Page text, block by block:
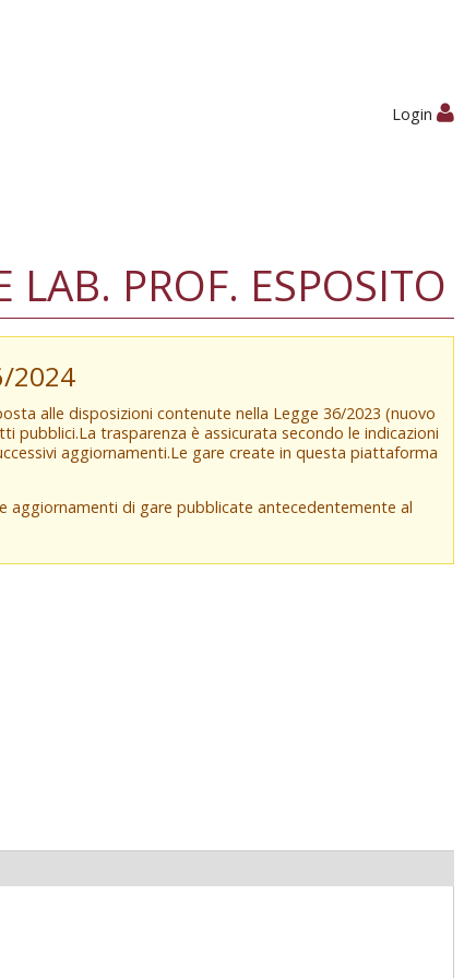
Login
PROF. ESPOSITO
2024
alle disposizioni contenute nella Legge 36/2023 (nuovo
trasparenza è assicurata secondo le indicazioni
aggiornamenti.Le gare create in questa piattaforma
aggiornamenti di gare pubblicate antecedentemente al